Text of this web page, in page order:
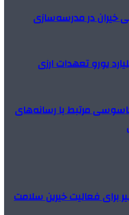
مرتبط با رسانه‌های
فعالیت خیرین سلامت